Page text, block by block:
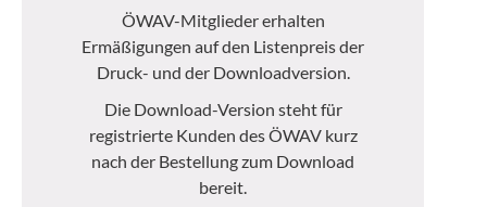
ÖWAV-Mitglieder erhalten
Ermäßigungen auf den Listenpreis der
Druck- und der Downloadversion.
Die Download-Version steht für
registrierte Kunden des ÖWAV kurz
nach der Bestellung zum Download
bereit.